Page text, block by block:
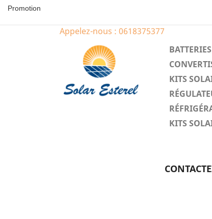
Promotion
Appelez-nous : 0618375377
KITS
KITS